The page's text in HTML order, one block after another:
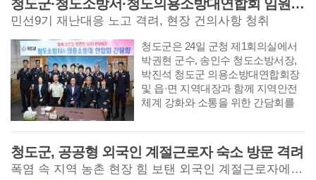
고 이를 홍계희(洪啟禧)가 다시 편차
하고 교정하여 판각한 개성 숭양서원
판 ≪포은선생속록≫을 저본으로 간
행된 것으로 전해진다. 포은선생속
집은 1753년 士林 梅山 鄭重器 (1685
~1757)와 鄭權(1692~1757)이 그 당시
에 지역의 유림 사회와 임고서원이
화합하여 정찬위(鄭纘輝) 편차 본에
뒤인 1769년 봄, 임고서원 원장을 비
롯한 사림들의 의견을 모아 속집의
청도군·청도소방서·청도의용소방대연합회 임원 소통 간담회
민선9기 재난대응 노고 격려, 현장 건의사항 청취
​​​​​​​청도군은 24일 군청 제1회의실에서
박권현 군수, 송인수 청도소방서장,
박진석 청도군 의용소방대연합회장
및 읍·면 지역대장과 함께 지역안전
체계 강화와 소통을 위한 간담회를
정 출범 이후 각종 재난현장에서 군
민의 생명과 재산보호를 위해 헌신해
온 소방공무원과 의용소방대원들의
노고를 격려하고, 현장의 애로사항과
청도군, 공공형 외국인 계절근로자 숙소 방문 격려
폭염 속 지역 농촌 현장 힘 보탠 외국인 계절근로자에 감사 전해